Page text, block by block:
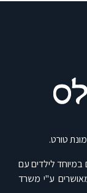
טורט.
במיוחד לילדים עם
ע"י משרד